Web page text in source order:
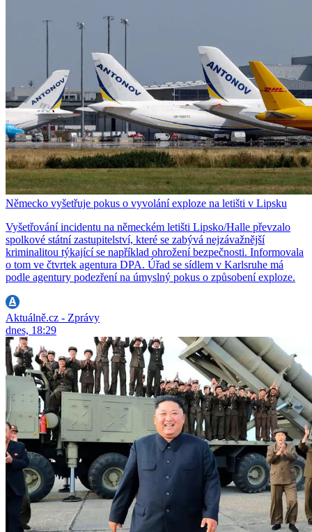
Německo vyšetřuje pokus o vyvolání exploze na letišti v Lipsku
Vyšetřování incidentu na německém letišti Lipsko/Halle převzalo
spolkové státní zastupitelství, které se zabývá nejzávažnější
kriminalitou týkající se například ohrožení bezpečnosti. Informovala
o tom ve čtvrtek agentura DPA. Úřad se sídlem v Karlsruhe má
podle agentury podezření na úmyslný pokus o způsobení exploze.
Aktuálně.cz - Zprávy
dnes, 18:29